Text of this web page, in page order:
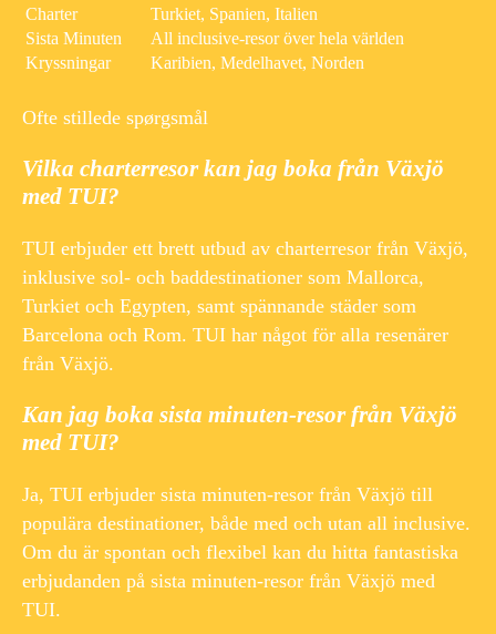
Charter
Turkiet, Spanien, Italien
Sista Minuten
All inclusive-resor över hela världen
Kryssningar
Karibien, Medelhavet, Norden
Ofte stillede spørgsmål
Vilka charterresor kan jag boka från Växjö
med TUI?
TUI erbjuder ett brett utbud av charterresor från Växjö,
inklusive sol- och baddestinationer som Mallorca,
Turkiet och Egypten, samt spännande städer som
Barcelona och Rom. TUI har något för alla resenärer
från Växjö.
Kan jag boka sista minuten-resor från Växjö
med TUI?
Ja, TUI erbjuder sista minuten-resor från Växjö till
populära destinationer, både med och utan all inclusive.
Om du är spontan och flexibel kan du hitta fantastiska
erbjudanden på sista minuten-resor från Växjö med
TUI.